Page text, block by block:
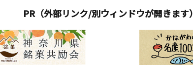
PR（外部リンク/別ウィンドウが開きます）